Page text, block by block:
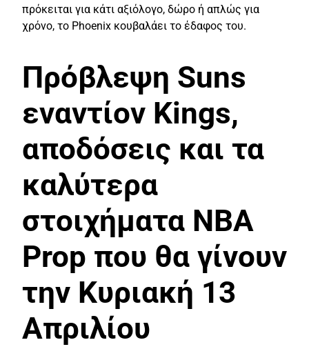
πρόκειται για κάτι αξιόλογο, δώρο ή απλώς για
χρόνο, το Phoenix κουβαλάει το έδαφος του.
Πρόβλεψη Suns
εναντίον Kings,
αποδόσεις και τα
καλύτερα
στοιχήματα NBA
Prop που θα γίνουν
την Κυριακή 13
Απριλίου